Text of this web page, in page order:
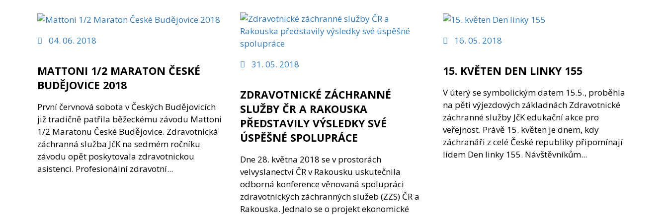
04. 06. 2018
MATTONI 1/2 MARATON ČESKÉ
BUDĚJOVICE 2018
První červnová sobota v Českých Budějovicích
již tradičně patřila běžeckému závodu Mattoni
1/2 Maratonu České Budějovice. Zdravotnická
záchranná služba JčK na sedmém ročníku
závodu opět poskytovala zdravotnickou
asistenci. Profesionální zdravotní...
31. 05. 2018
ZDRAVOTNICKÉ ZÁCHRANNÉ
SLUŽBY ČR A RAKOUSKA
PŘEDSTAVILY VÝSLEDKY SVÉ
ÚSPĚŠNÉ SPOLUPRÁCE
Dne 28. května 2018 se v prostorách
velvyslanectví ČR v Rakousku uskutečnila
odborná konference věnovaná spolupráci
zdravotnických záchranných služeb (ZZS) ČR a
Rakouska. Jednalo se o projekt ekonomické
16. 05. 2018
15. KVĚTEN DEN LINKY 155
V úterý se symbolickým datem 15.5., proběhla
na pěti výjezdových základnách Zdravotnické
záchranné služby JčK edukační akce pro
veřejnost. Právě 15. květen je dnem, kdy
záchranáři z celé České republiky připomínají
lidem Den linky 155. Návštěvníkům...